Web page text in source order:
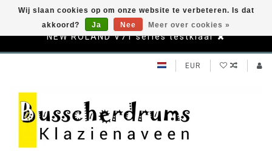
NEW ROLAND V71 series testklaar
EUR
Wij slaan cookies op om onze website te verbeteren. Is dat
akkoord?
Ja Nee Meer over cookies »